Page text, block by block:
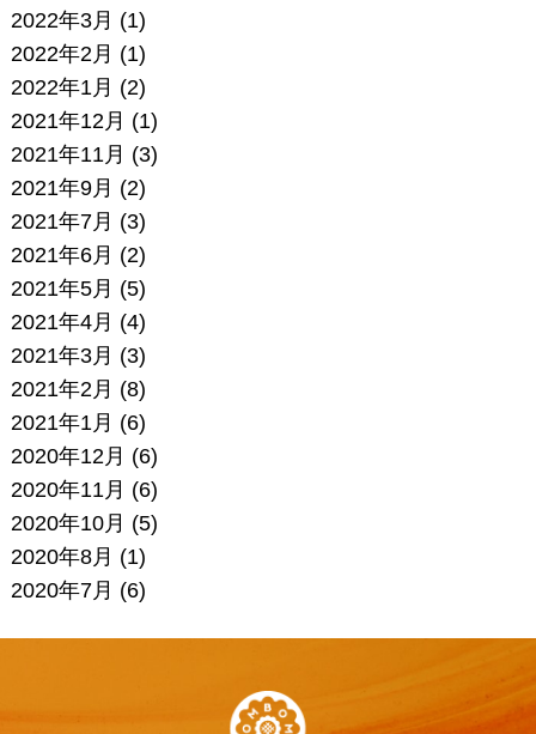
2022年3月 (1)
2022年2月 (1)
2022年1月 (2)
2021年12月 (1)
2021年11月 (3)
2021年9月 (2)
2021年7月 (3)
2021年6月 (2)
2021年5月 (5)
2021年4月 (4)
2021年3月 (3)
2021年2月 (8)
2021年1月 (6)
2020年12月 (6)
2020年11月 (6)
2020年10月 (5)
2020年8月 (1)
2020年7月 (6)